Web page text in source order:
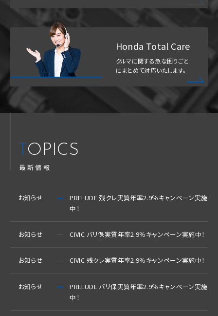
Honda Total Care
クルマに関する急な困りごと
にまとめて対応いたします。
TOPICS
最新情報
お知らせ
PRELUDE 残クレ実質年率2.9％キャンペーン実施
中！
お知らせ CIVIC バリ保実質年率2.9％キャンペーン実施中！
お知らせ CIVIC 残クレ実質年率2.9％キャンペーン実施中！
お知らせ
PRELUDE バリ保実質年率2.9％キャンペーン実施
中！